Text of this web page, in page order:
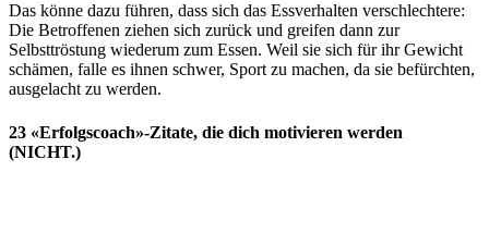
Das könne dazu führen, dass sich das Essverhalten verschlechtere:
Die Betroffenen ziehen sich zurück und greifen dann zur
Selbsttröstung wiederum zum Essen. Weil sie sich für ihr Gewicht
schämen, falle es ihnen schwer, Sport zu machen, da sie befürchten,
ausgelacht zu werden.
23 «Erfolgscoach»-Zitate, die dich motivieren werden
(NICHT.)